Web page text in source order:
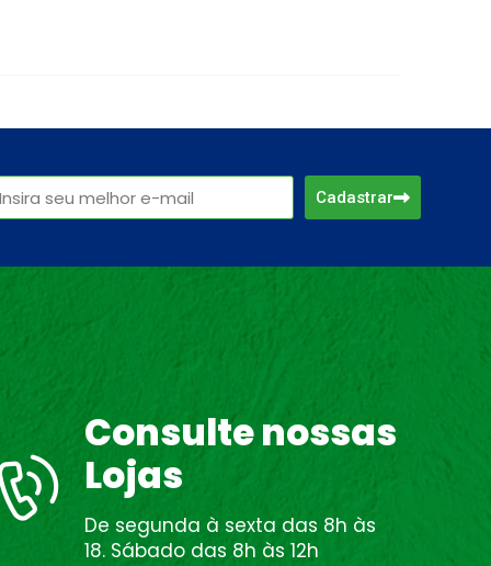
Cadastrar
Consulte nossas
Lojas
De segunda à sexta das 8h às
18. Sábado das 8h às 12h